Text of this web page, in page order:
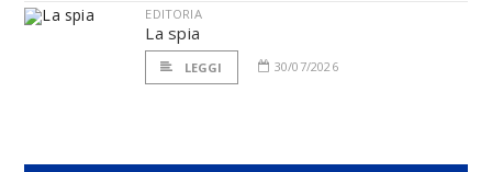
EDITORIA
La spia
LEGGI 30/07/2026